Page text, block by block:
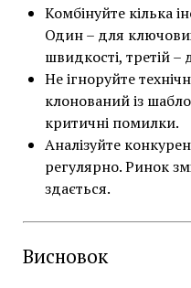
Комбінуйте кілька
Один – для
швидкості, третій –
Не ігноруйте
клонований із
критичні помилки.
Аналізуйте
регулярно. Ринок
здається.
Висновок